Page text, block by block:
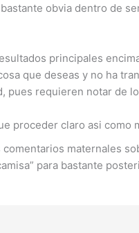
obvia dentro de
principales
que deseas y no ha
pues requieren notar de
proceder claro asi­
comentarios maternales
para bastante